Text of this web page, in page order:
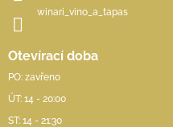
winari_vino_a_tapas
Otevírací doba
PO: zavřeno
ÚT: 14 - 20:00
ST: 14 - 21:30